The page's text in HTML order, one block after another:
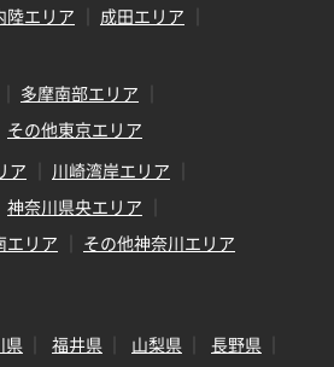
陸エリア
成田エリア
多摩南部エリア
その他東京エリア
ア
川崎湾岸エリア
神奈川県央エリア
エリア その他神奈川エリア
県 福井県 山梨県
長野県